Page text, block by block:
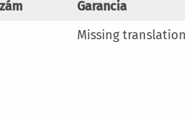
Garancia
Missing translation